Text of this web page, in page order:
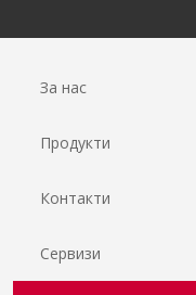
За нас
Продукти
Контакти
Сервизи